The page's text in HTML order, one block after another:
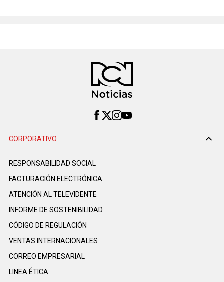
CORPORATIVO
RESPONSABILIDAD SOCIAL
FACTURACIÓN ELECTRÓNICA
ATENCIÓN AL TELEVIDENTE
INFORME DE SOSTENIBILIDAD
CÓDIGO DE REGULACIÓN
VENTAS INTERNACIONALES
CORREO EMPRESARIAL
LINEA ÉTICA